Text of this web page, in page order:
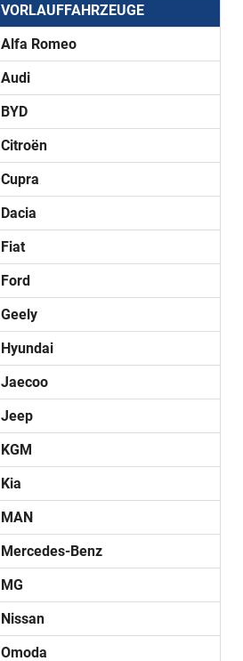
VORLAUFFAHRZEUGE
Alfa Romeo
Audi
BYD
Citroën
Cupra
Dacia
Fiat
Ford
Geely
Hyundai
Jaecoo
Jeep
KGM
Kia
MAN
Mercedes-Benz
MG
Nissan
Omoda